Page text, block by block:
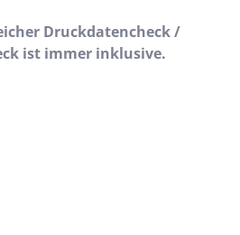
Druckdatencheck /
ist immer inklusive.